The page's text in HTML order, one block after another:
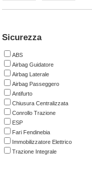
Sicurezza
ABS
Airbag Guidatore
Airbag Laterale
Airbag Passeggero
Antifurto
Chiusura Centralizzata
Conrollo Trazione
ESP
Fari Fendinebia
Immobilizzatore Elettrico
Trazione Integrale